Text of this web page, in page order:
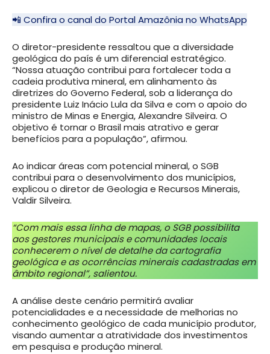
📲 Confira o canal do Portal Amazônia no WhatsApp
O diretor-presidente ressaltou que a diversidade
geológica do país é um diferencial estratégico.
“Nossa atuação contribui para fortalecer toda a
cadeia produtiva mineral, em alinhamento às
diretrizes do Governo Federal, sob a liderança do
presidente Luiz Inácio Lula da Silva e com o apoio do
ministro de Minas e Energia, Alexandre Silveira. O
objetivo é tornar o Brasil mais atrativo e gerar
benefícios para a população”, afirmou.
Ao indicar áreas com potencial mineral, o SGB
contribui para o desenvolvimento dos municípios,
explicou o diretor de Geologia e Recursos Minerais,
Valdir Silveira.
“Com mais essa linha de mapas, o SGB possibilita
aos gestores municipais e comunidades locais
conhecerem o nível de detalhe da cartografia
geológica e as ocorrências minerais cadastradas em
âmbito regional”, salientou.
A análise deste cenário permitirá avaliar
potencialidades e a necessidade de melhorias no
conhecimento geológico de cada município produtor,
visando aumentar a atratividade dos investimentos
em pesquisa e produção mineral.